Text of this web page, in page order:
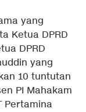
yang
Ketua DPRD
DPRD
yang
10 tuntutan
PI Mahakam
Pertamina